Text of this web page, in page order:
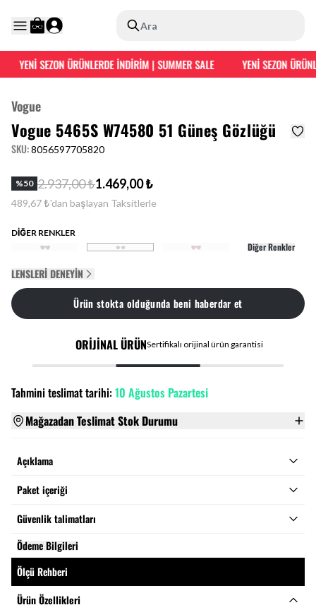
Ara
YENİ SEZON ÜRÜNLERDE İNDİRİM | SUMMER SALE YENİ SEZON
Vogue
Vogue 5465S W74580 51 Güneş Gözlüğü
SKU:8056597705820
%50 2.937,00 ₺1.469,00 ₺
489,67 ₺'dan başlayan Taksitlerle
DİĞER RENKLER
Diğer Renkler
LENSLERI DENEYIN
Ürün stokta olduğunda beni haberdar et
ORİJİNAL ÜRÜNSertifikalı orijinal ürün garantisi
Tahmini teslimat tarihi:10 Ağustos Pazartesi
Mağazadan Teslimat Stok Durumu
Açıklama
Paket içeriği
Güvenlik talimatları
Ödeme Bilgileri
Ölçü Rehberi
Ürün Özellikleri